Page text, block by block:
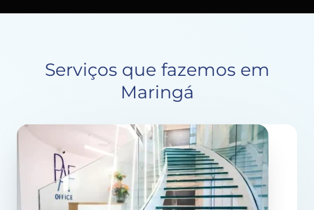
Serviços que fazemos em
Maringá